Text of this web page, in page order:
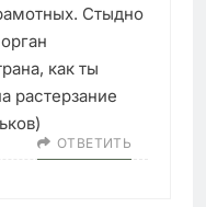
Стыдно
как ты
растерзание
ОТВЕТИТЬ